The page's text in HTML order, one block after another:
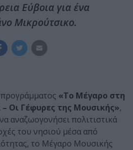
Εύβοια για ένα
Μικρούτσικο.
«Το Μέγαρο στη
– Οι Γέφυρες της Μουσικής»,
αναζωογονήσει πολιτιστικά
του νησιού μέσα από
το Μέγαρο Μουσικής